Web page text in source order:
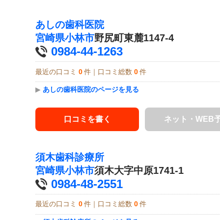
あしの歯科医院
宮崎県小林市野尻町東麓1147-4
0984-44-1263
最近の口コミ 0 件｜口コミ総数 0 件
▶ あしの歯科医院のページを見る
口コミを書く ネット・WEB
須木歯科診療所
宮崎県小林市須木大字中原1741-1
0984-48-2551
最近の口コミ 0 件｜口コミ総数 0 件